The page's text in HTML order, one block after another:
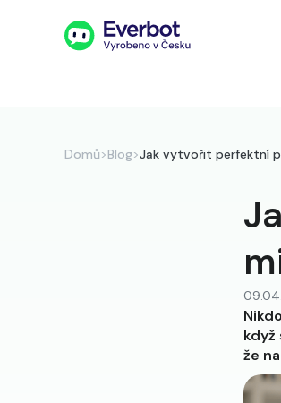
Domů>Blog>Jak vytvořit perfektní
když
že